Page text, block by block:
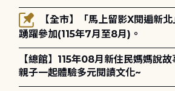
報名
踴躍參加(115年7月至8月)。
【總館】115年08月新住民媽媽說
親子一起體驗多元閱讀文化~